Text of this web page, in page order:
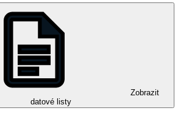
Zobrazit
datové listy